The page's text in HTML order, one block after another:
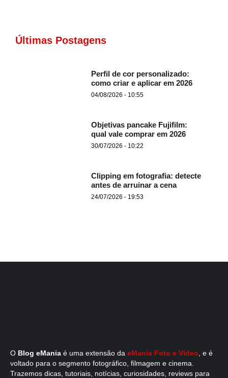
Últimas Postagens
Perfil de cor personalizado:
como criar e aplicar em 2026
04/08/2026 - 10:55
Objetivas pancake Fujifilm:
qual vale comprar em 2026
30/07/2026 - 10:22
Clipping em fotografia: detecte
antes de arruinar a cena
24/07/2026 - 19:53
O Blog eMania é uma extensão da eMania Foto e Vídeo , e é
voltado para o segmento fotográfico, filmagem e cinema.
Trazemos dicas, tutoriais, notícias, curiosidades, reviews para